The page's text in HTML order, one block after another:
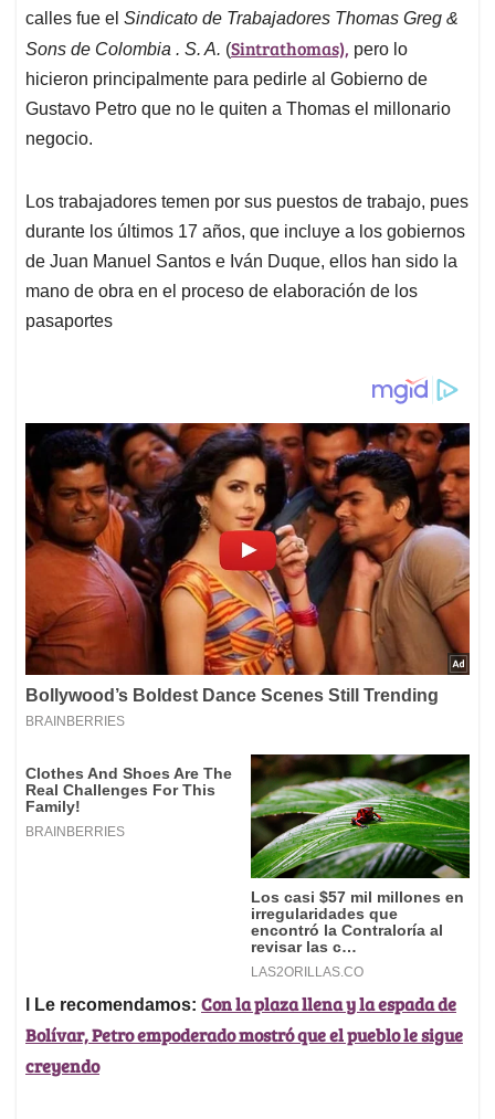
calles fue el Sindicato de Trabajadores Thomas Greg &
Sons de Colombia . S. A. (Sintrathomas), pero lo
hicieron principalmente para pedirle al Gobierno de
Gustavo Petro que no le quiten a Thomas el millonario
negocio.
Los trabajadores temen por sus puestos de trabajo, pues
durante los últimos 17 años, que incluye a los gobiernos
de Juan Manuel Santos e Iván Duque, ellos han sido la
mano de obra en el proceso de elaboración de los
pasaportes
l Le recomendamos: Con la plaza llena y la espada de
Bolívar, Petro empoderado mostró que el pueblo le sigue
creyendo